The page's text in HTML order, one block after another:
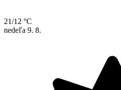
21/12 °C
nedeľa 9. 8.